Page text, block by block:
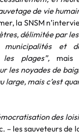
de vie
la SNSM
délimitée par
et
plages”,mais
les noyades de
large, mais c’est
des
– les sauveteurs de